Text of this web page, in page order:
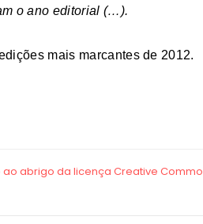
o ano editorial (…).
mais marcantes de 2012.